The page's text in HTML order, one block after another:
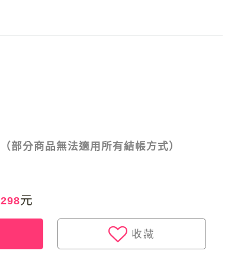
（部分商品無法適用所有結帳方式）
298元
收藏